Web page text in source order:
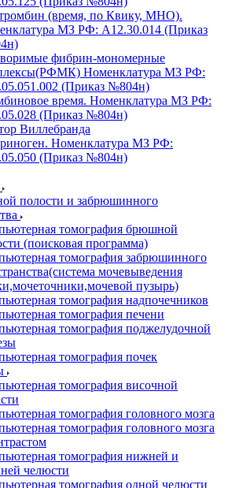
(время, по Квику, МНО).
МЗ РФ: A12.30.014 (Приказ
фибрин-мономерные
Номенклатура МЗ РФ:
(Приказ №804н)
время. Номенклатура МЗ РФ:
(Приказ №804н)
Виллебранда
Номенклатура МЗ РФ:
(Приказ №804н)
полости и забрюшинного
томография брюшной
(поисковая программа)
томография забрюшинного
мочевыведения
пузырь)
томография надпочечников
томография печени
томография поджелудочной
томография почек
томография височной
томография головного мозга
томография головного мозга
томография нижней и
челюсти
томография одной челюсти